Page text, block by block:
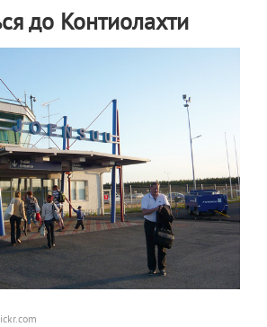
до Контиолахти